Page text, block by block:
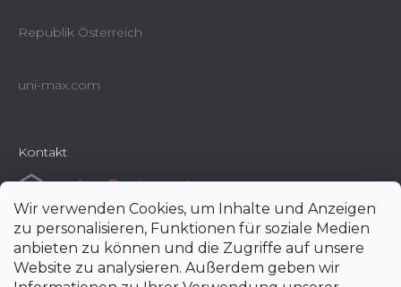
Wir verwenden Cookies, um Inhalte und Anzeigen
zu personalisieren, Funktionen für soziale Medien
anbieten zu können und die Zugriffe auf unsere
Website zu analysieren. Außerdem geben wir
Republik Österreich
uni-max.com
Kontakt
e-shop@uni-max.at
+420 266 190 190